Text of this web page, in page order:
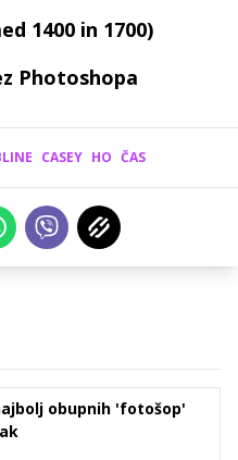
1400 in 1700)
Photoshopa
CASEY HO ČAS
obupnih 'fotošop'